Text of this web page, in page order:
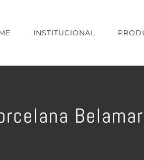
INSTITUCIONAL